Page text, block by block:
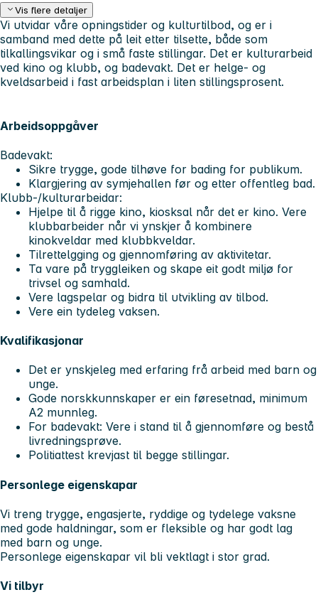
Vis flere detaljer
Vi utvidar våre opningstider og kulturtilbod, og er i
samband med dette på leit etter tilsette, både som
tilkallingsvikar og i små faste stillingar. Det er kulturarbeid
ved kino og klubb, og badevakt. Det er helge- og
kveldsarbeid i fast arbeidsplan i liten stillingsprosent.
Arbeidsoppgåver
Badevakt:
Sikre trygge, gode tilhøve for bading for publikum.
Klargjering av symjehallen før og etter offentleg bad.
Klubb-/kulturarbeidar:
Hjelpe til å rigge kino, kiosksal når det er kino. Vere
klubbarbeider når vi ynskjer å kombinere
kinokveldar med klubbkveldar.
Tilrettelgging og gjennomføring av aktivitetar.
Ta vare på tryggleiken og skape eit godt miljø for
trivsel og samhald.
Vere lagspelar og bidra til utvikling av tilbod.
Vere ein tydeleg vaksen.
Kvalifikasjonar
Det er ynskjeleg med erfaring frå arbeid med barn og
unge.
Gode norskkunnskaper er ein føresetnad, minimum
A2 munnleg.
For badevakt: Vere i stand til å gjennomføre og bestå
livredningsprøve.
Politiattest krevjast til begge stillingar.
Personlege eigenskapar
Vi treng trygge, engasjerte, ryddige og tydelege vaksne
med gode haldningar, som er fleksible og har godt lag
med barn og unge.
Personlege eigenskapar vil bli vektlagt i stor grad.
Vi tilbyr